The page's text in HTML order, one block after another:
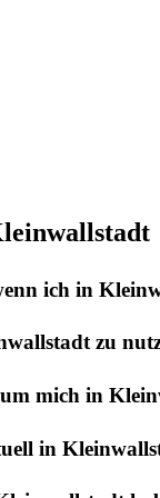
ich in
zu
mich in
in